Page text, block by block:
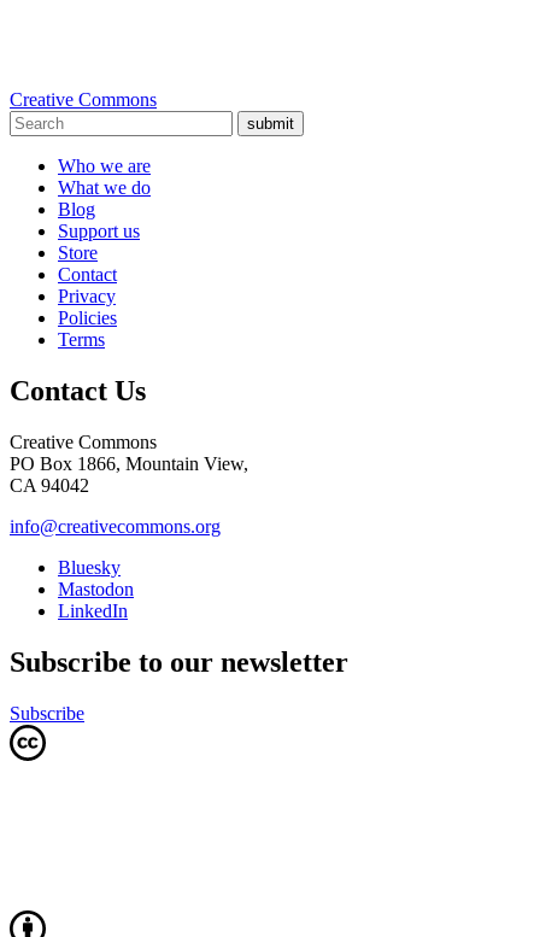
Creative Commons
submit
Who we are
What we do
Blog
Support us
Store
Contact
Privacy
Policies
Terms
Contact Us
Creative Commons
PO Box 1866, Mountain View,
CA 94042
info@creativecommons.org
Bluesky
Mastodon
LinkedIn
Subscribe to our newsletter
Subscribe